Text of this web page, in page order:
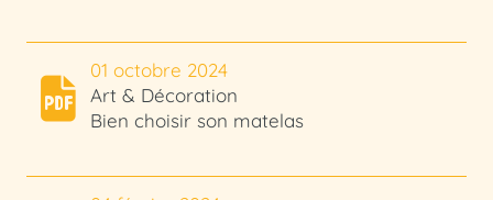
01 octobre 2024
Art & Décoration
Bien choisir son matelas